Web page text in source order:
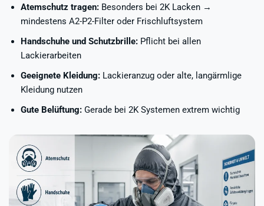
Atemschutz tragen: Besonders bei 2K Lacken →
mindestens A2-P2-Filter oder Frischluftsystem
Handschuhe und Schutzbrille: Pflicht bei allen
Lackierarbeiten
Geeignete Kleidung: Lackieranzug oder alte, langärmlige
Kleidung nutzen
Gute Belüftung: Gerade bei 2K Systemen extrem wichtig